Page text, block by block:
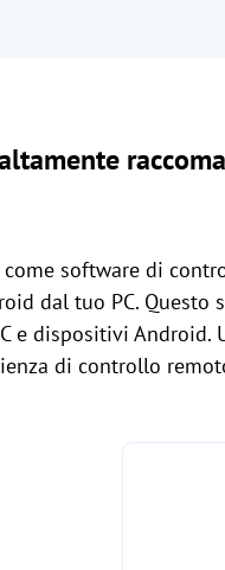
software di
dal tuo PC.
e dispositivi
di controllo